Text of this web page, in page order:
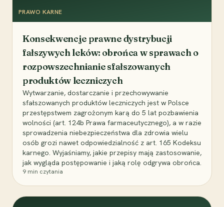
PRAWO KARNE
Konsekwencje prawne dystrybucji
fałszywych leków: obrońca w sprawach o
rozpowszechnianie sfałszowanych
produktów leczniczych
Wytwarzanie, dostarczanie i przechowywanie
sfałszowanych produktów leczniczych jest w Polsce
przestępstwem zagrożonym karą do 5 lat pozbawienia
wolności (art. 124b Prawa farmaceutycznego), a w razie
sprowadzenia niebezpieczeństwa dla zdrowia wielu
osób grozi nawet odpowiedzialność z art. 165 Kodeksu
karnego. Wyjaśniamy, jakie przepisy mają zastosowanie,
jak wygląda postępowanie i jaką rolę odgrywa obrońca.
9 min czytania